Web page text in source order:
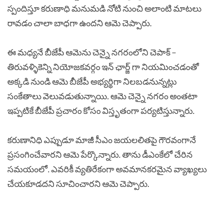
స్పందిస్తూ కరుణాధి మనుమడి నోటి నుంచి అలాంటి మాటలు
రావడం చాలా బాధగా ఉందని ఆమె చెప్పారు.
ఈ మధ్యనే బీజేపీ ఆమెను చెన్నై నగరంలోని చెపాక్ –
తిరువళ్ళికెన్ని నియోజకవర్గం ఇన్ ఛార్జ్ గా నియమించడంతో
అక్కడి నుండి ఆమె బీజేపీ అభ్యర్థిగా నిలబడనున్నట్లు
సంకేతాలు వెలువడుతున్నాయి. ఆమె చెన్నై నగరం అంతటా
ఇప్పటికే బీజేపీ ప్రచారం కోసం విస్తృతంగా పర్యటిస్తున్నారు.
కరుణానిధి ఎప్పుడూ మాజీ సీఎం జయలలితపై గౌరవంగానే
ప్రసంగించేవారని ఆమె పేర్కొన్నారు. తాను డీఎంకేలో చేరిన
సమయంలో. ఎవరికీ వ్యతిరేకంగా అవమానకరమైన వ్యాఖ్యలు
చేయకూడదని సూచించారని ఆమె చెప్పారు.